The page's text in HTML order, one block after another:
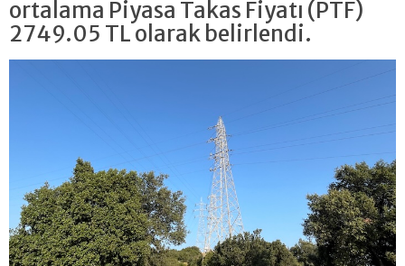
ortalama Piyasa Takas Fiyatı (PTF)
2749.05 TL olarak belirlendi.